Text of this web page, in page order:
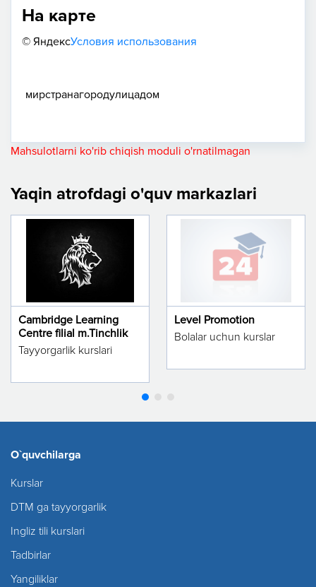
На карте
© ЯндексУсловия использования
мирстранагородулицадом
Mahsulotlarni ko'rib chiqish moduli o'rnatilmagan
Yaqin atrofdagi o'quv markazlari
Cambridge Learning
Centre filial m.Tinchlik
Tayyorgarlik kurslari
Level Promotion
Bolalar uchun kurslar
O`quvchilarga
Kurslar
DTM ga tayyorgarlik
Ingliz tili kurslari
Tadbirlar
Yangiliklar